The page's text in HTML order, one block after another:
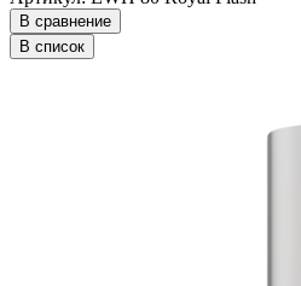
В сравнение
В список